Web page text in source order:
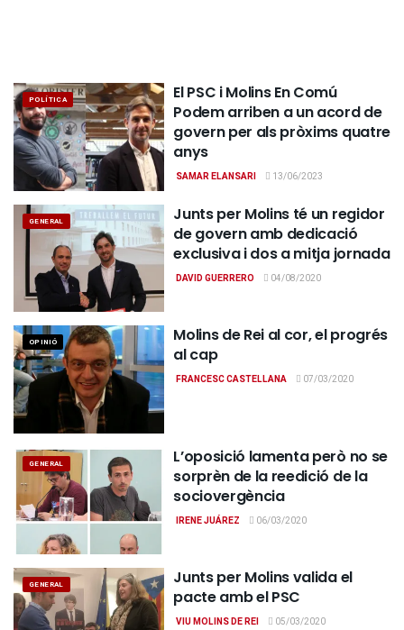
POLÍTICA
El PSC i Molins En Comú
Podem arriben a un acord de
govern per als pròxims quatre
anys
SAMAR ELANSARI 13/06/2023
GENERAL
Junts per Molins té un regidor
de govern amb dedicació
exclusiva i dos a mitja jornada
DAVID GUERRERO 04/08/2020
OPINIÓ
Molins de Rei al cor, el progrés
al cap
FRANCESC CASTELLANA 07/03/2020
GENERAL
L’oposició lamenta però no se
sorprèn de la reedició de la
sociovergència
IRENE JUÁREZ 06/03/2020
GENERAL
Junts per Molins valida el
pacte amb el PSC
VIU MOLINS DE REI 05/03/2020